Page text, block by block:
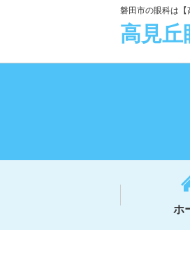
磐田市の眼科は
高見丘
ホ